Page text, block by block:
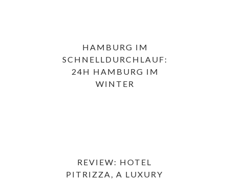
HAMBURG IM
SCHNELLDURCHLAUF:
24H HAMBURG IM
WINTER
REVIEW: HOTEL
PITRIZZA, A LUXURY